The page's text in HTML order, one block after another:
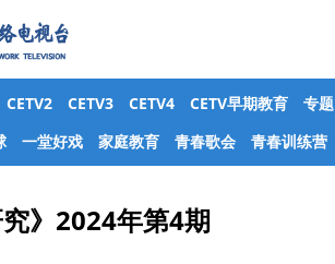
CETV2 CETV3 CETV4 CETV早期教育
专题
一堂好戏 家庭教育 青春歌会 青春训练营
究》2024年第4期